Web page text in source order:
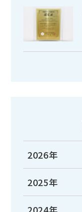
2026年
2025年
2024年